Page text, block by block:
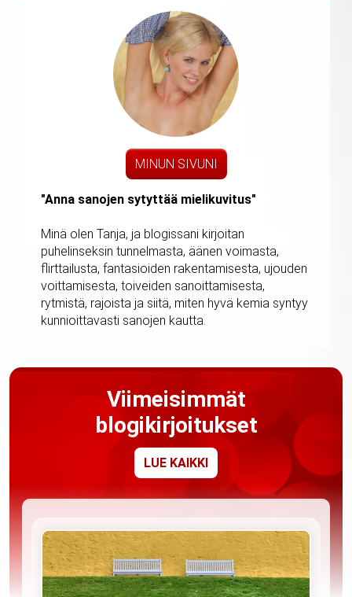
MINUN SIVUNI
"Anna sanojen sytyttää mielikuvitus"
Minä olen Tanja, ja blogissani kirjoitan
puhelinseksin tunnelmasta, äänen voimasta,
flirttailusta, fantasioiden rakentamisesta, ujouden
voittamisesta, toiveiden sanoittamisesta,
rytmistä, rajoista ja siitä, miten hyvä kemia syntyy
kunnioittavasti sanojen kautta.
Viimeisimmät
blogikirjoitukset
LUE KAIKKI